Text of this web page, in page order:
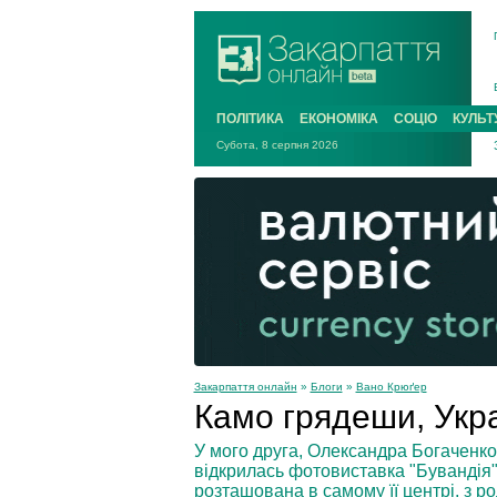
ПОЛІТИКА ЕКОНОМІКА СОЦІО
Субота, 8 серпня 2026
Закарпаття онлайн » Блоги » Вано Крюґер
Камо грядеши,
У мого друга, Олександра
відкрилась фотовиставка
розташована в самому її центрі, з